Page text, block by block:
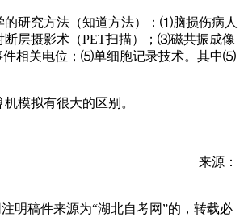
究方法（知道方法）：⑴脑损伤病人
层摄影术（PET扫描）；⑶磁共振成像
件相关电位；⑸单细胞记录技术。其中⑸
拟有很大的区别。
来源：
明稿件来源为“湖北自考网”的，转载必